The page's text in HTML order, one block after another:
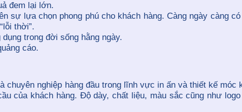
đem lại lớn.
sự lựa chọn phong phú cho khách hàng. Càng ngày càng
thời”.
trong đời sống hằng ngày.
cáo.
nghiệp hàng đầu trong lĩnh vực in ấn và thiết kế móc
của khách hàng. Độ dày, chất liệu, màu sắc cũng như